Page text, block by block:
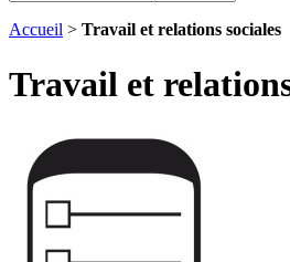
Accueil > Travail et relations sociales
Travail et